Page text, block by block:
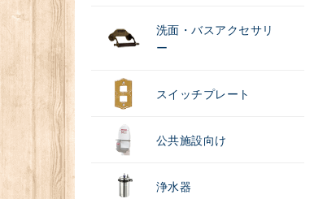
洗面・バスアクセサリ
ー
スイッチプレート
公共施設向け
浄水器